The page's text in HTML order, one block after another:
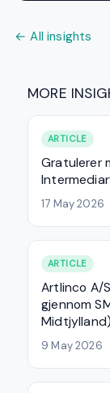
← All insights
MORE
ARTICLE
Gratulerer
17 May 2026
ARTICLE
Artlinco A/
gjennom
9 May 2026